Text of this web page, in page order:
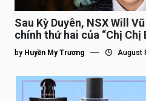
Sau Kỳ Duyên, NSX Will
chính thứ hai của “Chị Chị
by Huyền My Trương August